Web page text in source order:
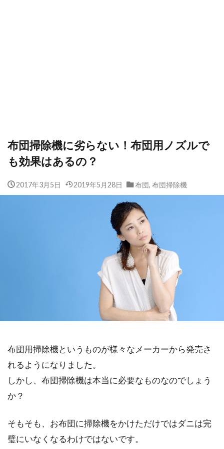
布団掃除機に劣らない！布団用ノズルで
も効果はあるの？
2017年3月5日 2019年5月28日 布団, 布団掃除機
布団用掃除機というものが様々なメーカーから発売さ
れるようになりました。
しかし、布団掃除機は本当に必要なものなのでしょう
か？
そもそも、お布団に掃除機をかけただけではダニは完
璧にいなくなるわけではないです。